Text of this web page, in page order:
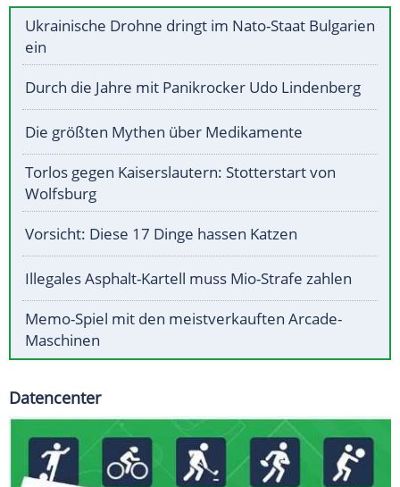
Ukrainische Drohne dringt im Nato-Staat Bulgarien
ein
Durch die Jahre mit Panikrocker Udo Lindenberg
Die größten Mythen über Medikamente
Torlos gegen Kaiserslautern: Stotterstart von
Wolfsburg
Vorsicht: Diese 17 Dinge hassen Katzen
Illegales Asphalt-Kartell muss Mio-Strafe zahlen
Memo-Spiel mit den meistverkauften Arcade-
Maschinen
Datencenter